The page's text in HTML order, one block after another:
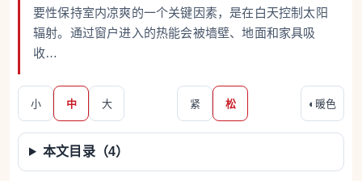
要性保持室内凉爽的一个关键因素，是在白天控制太阳
辐射。通过窗户进入的热能会被墙壁、地面和家具吸
收…
小 中 大 紧 松 ◐ 暖色
本文目录（4）